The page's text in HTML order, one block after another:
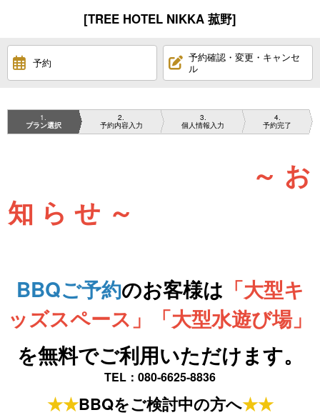
[TREE HOTEL NIKKA 菰野]
予約
予約確認・変更・キャンセ
ル
1
プラン選択
2
予約内容入力
3
個人情報入力
4
予約完了
～ お
知 ら せ ～
BBQご予約のお客様は 「大型キ
ッズスペース」「大型水遊び場」
を無料でご利用いただけます。
TEL：080-6625-8836
★★BBQをご検討中の方へ★★